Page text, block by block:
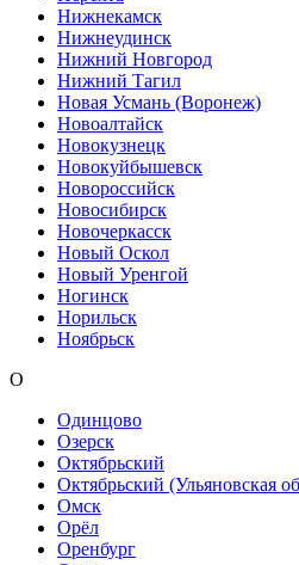
Нижнекамск
Нижнеудинск
Нижний Новгород
Нижний Тагил
Новая Усмань (Воронеж)
Новоалтайск
Новокузнецк
Новокуйбышевск
Новороссийск
Новосибирск
Новочеркасск
Новый Оскол
Новый Уренгой
Ногинск
Норильск
Ноябрьск
О
Одинцово
Озерск
Октябрьский
Октябрьский (Ульяновская
Омск
Орёл
Оренбург